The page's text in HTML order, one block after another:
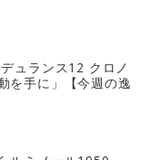
ュランス12 クロノ
を手に」【今週の逸